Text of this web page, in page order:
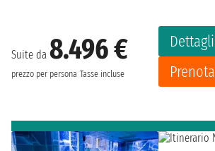
Suite da 8.496 €
prezzo per persona Tasse incluse
Dettagli
Prenota